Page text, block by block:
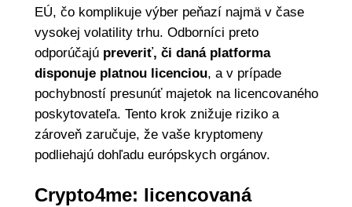
EÚ, čo komplikuje výber peňazí najmä v čase
vysokej volatility trhu. Odborníci preto
odporúčajú preveriť, či daná platforma
disponuje platnou licenciou, a v prípade
pochybností presunúť majetok na licencovaného
poskytovateľa. Tento krok znižuje riziko a
zároveň zaručuje, že vaše kryptomeny
podliehajú dohľadu európskych orgánov.
Crypto4me: licencovaná